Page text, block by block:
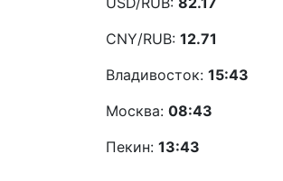
CNY/RUB: 12.71
Владивосток: 15:43
Москва: 08:43
Пекин: 13:43